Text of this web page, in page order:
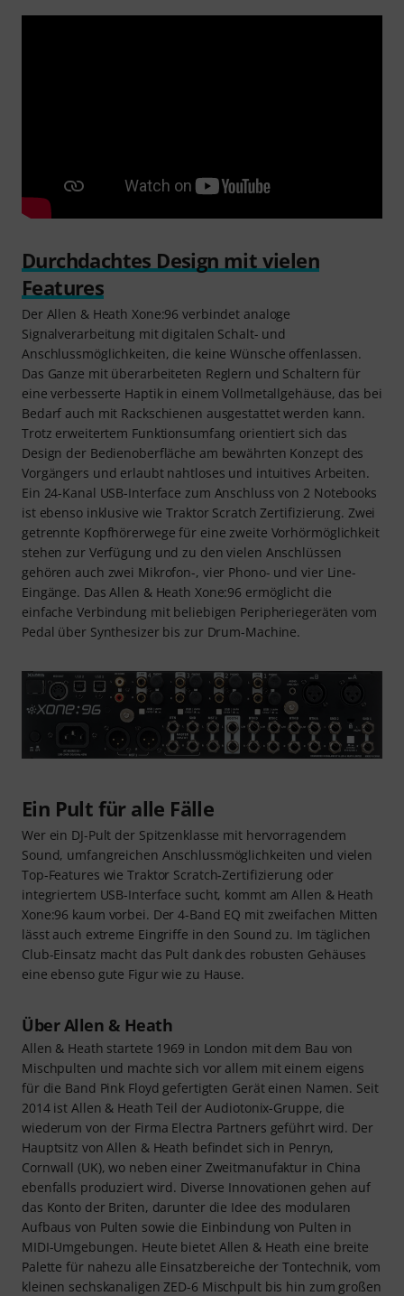
Durchdachtes Design mit vielen
Features
Der Allen & Heath Xone:96 verbindet analoge
Signalverarbeitung mit digitalen Schalt- und
Anschlussmöglichkeiten, die keine Wünsche offenlassen.
Das Ganze mit überarbeiteten Reglern und Schaltern für
eine verbesserte Haptik in einem Vollmetallgehäuse, das bei
Bedarf auch mit Rackschienen ausgestattet werden kann.
Trotz erweitertem Funktionsumfang orientiert sich das
Design der Bedienoberfläche am bewährten Konzept des
Vorgängers und erlaubt nahtloses und intuitives Arbeiten.
Ein 24-Kanal USB-Interface zum Anschluss von 2 Notebooks
ist ebenso inklusive wie Traktor Scratch Zertifizierung. Zwei
getrennte Kopfhörerwege für eine zweite Vorhörmöglichkeit
stehen zur Verfügung und zu den vielen Anschlüssen
gehören auch zwei Mikrofon-, vier Phono- und vier Line-
Eingänge. Das Allen & Heath Xone:96 ermöglicht die
einfache Verbindung mit beliebigen Peripheriegeräten vom
Pedal über Synthesizer bis zur Drum-Machine.
Ein Pult für alle Fälle
Wer ein DJ-Pult der Spitzenklasse mit hervorragendem
Sound, umfangreichen Anschlussmöglichkeiten und vielen
Top-Features wie Traktor Scratch-Zertifizierung oder
integriertem USB-Interface sucht, kommt am Allen & Heath
Xone:96 kaum vorbei. Der 4-Band EQ mit zweifachen Mitten
lässt auch extreme Eingriffe in den Sound zu. Im täglichen
Club-Einsatz macht das Pult dank des robusten Gehäuses
eine ebenso gute Figur wie zu Hause.
Über Allen & Heath
Allen & Heath startete 1969 in London mit dem Bau von
Mischpulten und machte sich vor allem mit einem eigens
für die Band Pink Floyd gefertigten Gerät einen Namen. Seit
2014 ist Allen & Heath Teil der Audiotonix-Gruppe, die
wiederum von der Firma Electra Partners geführt wird. Der
Hauptsitz von Allen & Heath befindet sich in Penryn,
Cornwall (UK), wo neben einer Zweitmanufaktur in China
ebenfalls produziert wird. Diverse Innovationen gehen auf
das Konto der Briten, darunter die Idee des modularen
Aufbaus von Pulten sowie die Einbindung von Pulten in
MIDI-Umgebungen. Heute bietet Allen & Heath eine breite
Palette für nahezu alle Einsatzbereiche der Tontechnik, vom
kleinen sechskanaligen ZED-6 Mischpult bis hin zum großen